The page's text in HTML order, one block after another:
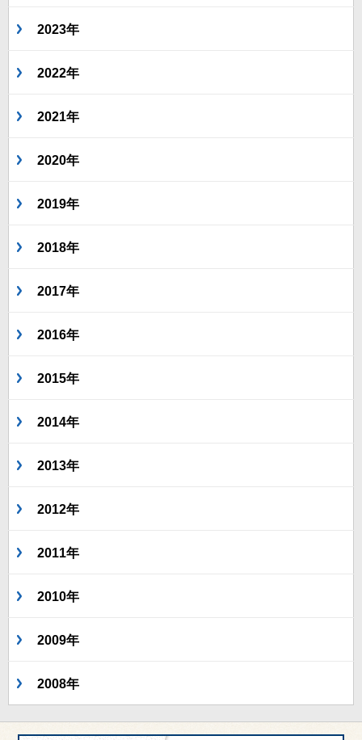
2023年
2022年
2021年
2020年
2019年
2018年
2017年
2016年
2015年
2014年
2013年
2012年
2011年
2010年
2009年
2008年